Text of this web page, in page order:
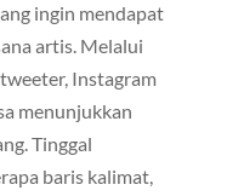
ingin mendapat
artis. Melalui
Instagram
menunjukkan
Tinggal
baris kalimat,